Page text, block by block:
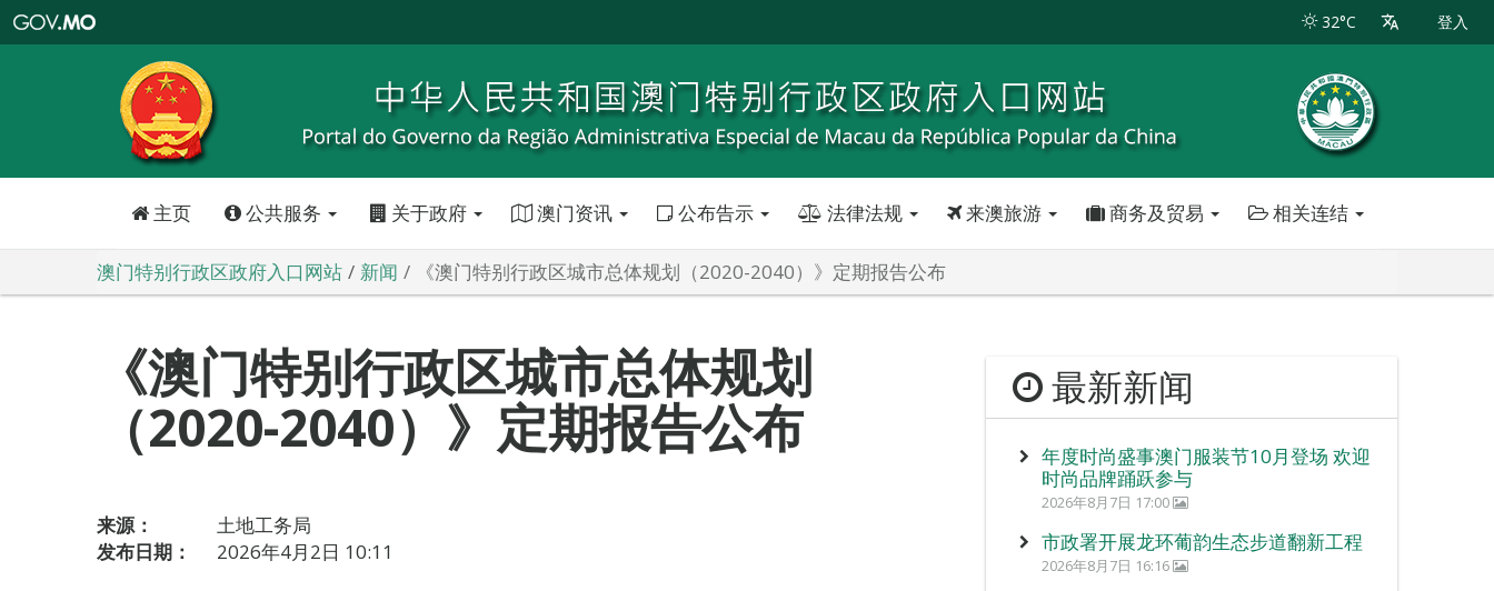
特
政
区
政
口
32°C 登入
主页 公共服务 关于政府 澳门资讯 公布告示 法律法规 来澳旅游 商务及贸易 相关连结
澳门特别行政区政府入口网站 新闻 《澳门特别行政区城市总体规划（2020-2040）》定期报告公布
《澳门特别行政区城市总体规划
（2020-2040）》定期报告公布
来源：
土地工务局
发布日期：
2026年4月2日 10:11
最新新闻
年度时尚盛事澳门服装节10月登场 欢迎
时尚品牌踊跃参与
2026年8月7日 17:00
市政署开展龙环葡韵生态步道翻新工程
2026年8月7日 16:16